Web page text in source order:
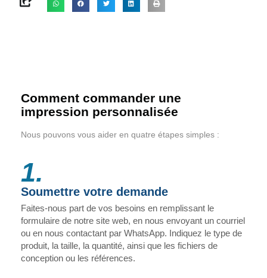
Comment commander une
impression personnalisée
Nous pouvons vous aider en quatre étapes simples :
1.
Soumettre votre demande
Faites-nous part de vos besoins en remplissant le
formulaire de notre site web, en nous envoyant un courriel
ou en nous contactant par WhatsApp. Indiquez le type de
produit, la taille, la quantité, ainsi que les fichiers de
conception ou les références.